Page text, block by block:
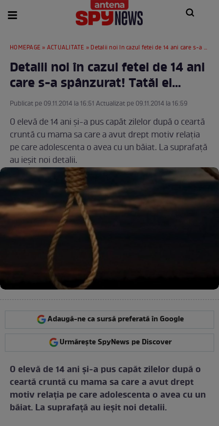
HOMEPAGE » ACTUALITATE » Detalii noi în cazul fetei de 14 ani care s-a spânzurat! Tatăl ei...
Detalii noi în cazul fetei de 14 ani
care s-a spânzurat! Tatăl ei...
Publicat pe 09.11.2014 la 16:51 Actualizat pe 09.11.2014 la 16:59
O elevă de 14 ani şi-a pus capăt zilelor după o ceartă
cruntă cu mama sa care a avut drept motiv relaţia
pe care adolescenta o avea cu un băiat. La suprafaţă
au ieşit noi detalii.
Adaugă-ne ca sursă preferată în Google
Urmărește SpyNews pe Discover
O elevă de 14 ani şi-a pus capăt zilelor după o
ceartă cruntă cu mama sa care a avut drept
motiv relaţia pe care adolescenta o avea cu un
băiat. La suprafaţă au ieşit noi detalii.